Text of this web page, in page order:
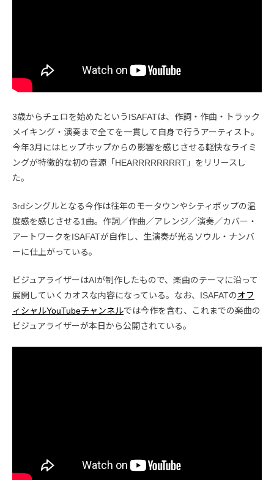
3歳からチェロを始めたというISAFATは、作詞・作曲・トラック
メイキング・演奏まで全てを一貫して自身で行うアーティスト。
今年3月にはヒップホップからの影響を感じさせる軽快なライミ
ングが特徴的な初の音源「HEARRRRRRRRT」をリリースし
た。
3rdシングルとなる今作は往年のモータウンやシティポップの温
度感を感じさせる1曲。作詞／作曲／アレンジ／演奏／カバー・
アートワークをISAFATが自作し、生演奏が光るソウル・ナンバ
ーに仕上がっている。
ビジュアライザーはAIが制作したもので、楽曲のテーマに沿って
展開していくカオスな内容になっている。なお、ISAFATのオフ
ィシャルYouTubeチャンネルでは今作を含む、これまでの楽曲の
ビジュアライザーが本日から公開されている。